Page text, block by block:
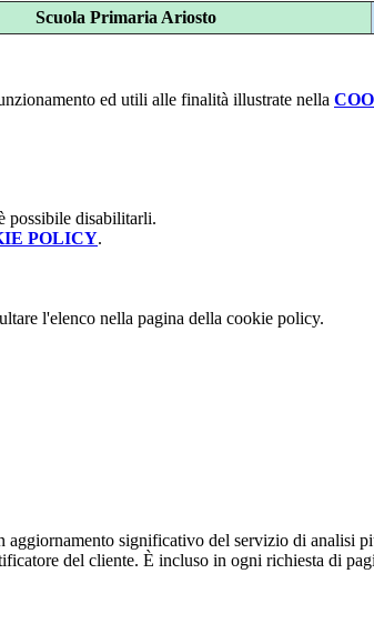
Scuola Primaria Ariosto
ed utili alle finalità illustrate nella
possibile disabilitarli.
POLICY.
l'elenco nella pagina della cookie policy.
significativo del servizio di analisi
del cliente. È incluso in ogni richiesta di